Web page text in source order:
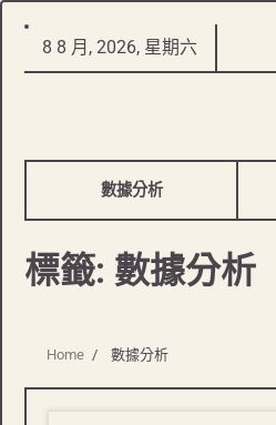
Skip
8 8 月, 2026, 星期六
數據分析
標籤: 數據分析
Home 數據分析